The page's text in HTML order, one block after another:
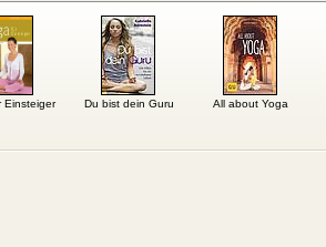
Einsteiger Du bist dein Guru All about Yoga